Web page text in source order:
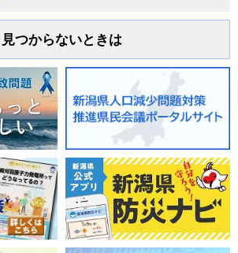
見つからないときは